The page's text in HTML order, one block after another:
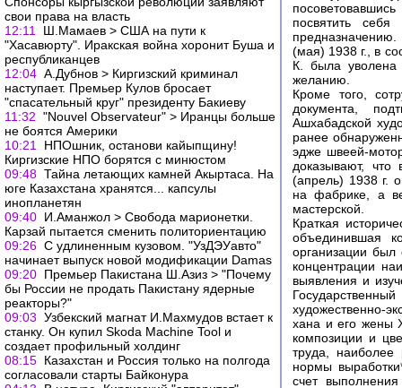
свои права на власть
12:11
Ш.Мамаев > США на пути к
"Хасавюрту". Иракская война хоронит Буша и
республиканцев
12:04 А.Дубнов > Киргизский криминал
наступает. Премьер Кулов бросает
"спасательный круг" президенту Бакиеву
11:32 "Nouvel Observateur" > Иранцы больше
не боятся Америки
10:21
НПОшник, останови кайыпщину!
Киргизские НПО борятся с минюстом
09:48 Тайна летающих камней Акыртаса. На
юге Казахстана хранятся... капсулы
инопланетян
09:40 И.Аманжол > Свобода марионетки.
Карзай пытается сменить политориентацию
09:26 С удлиненным кузовом. "УзДЭУавто"
начинает выпуск новой модификации Damas
09:20 Премьер Пакистана Ш.Азиз > "Почему
бы России не продать Пакистану ядерные
реакторы?"
09:03 Узбекский магнат И.Махмудов встает к
станку. Он купил Skoda Machine Tool и
создает профильный холдинг
08:15 Казахстан и Россия только на полгода
согласовали старты Байконура
посвятить
(мая) 1938 г., в
К. была уволена
желанию.
Кроме того,
документа,
Ашхабадской
ранее
эдже швеей-
доказывают,
(апрель) 1938 г.
на фабрике, а
мастерской.
Краткая
объединившая
организации был
концентрации
выявления и
художественно-
хана и его жены
композиции и
труда, наиболее
нормы
счет выполнения